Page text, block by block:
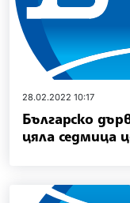
28.02.2022 10:17
Българско
цяла седмица